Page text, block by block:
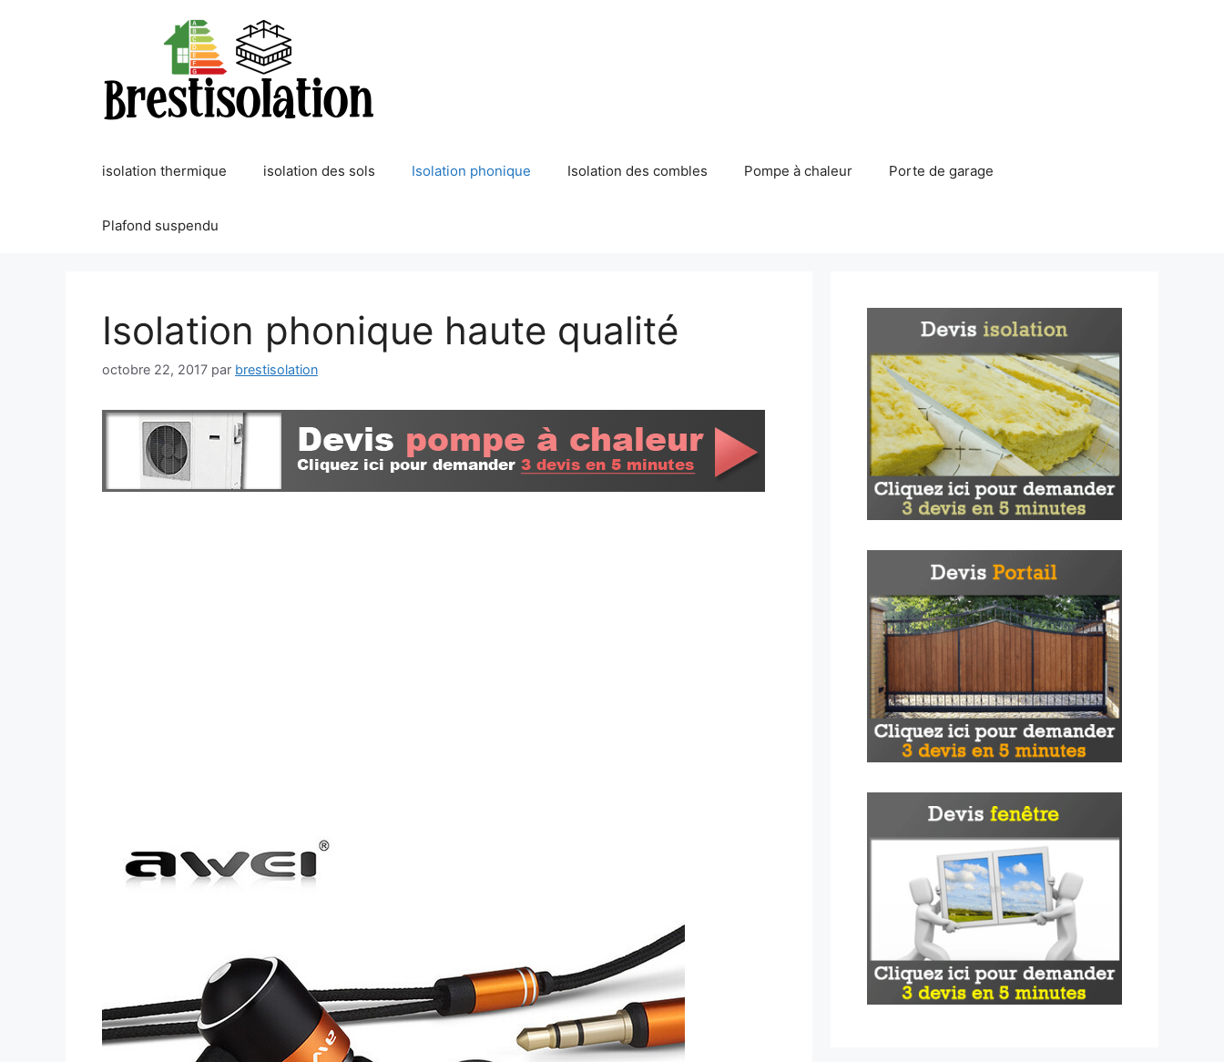
isolation thermique isolation des sols Isolation phonique Isolation des combles Pompe à chaleur Porte de garage
Plafond suspendu
Isolation phonique haute qualité
octobre 22, 2017 par brestisolation